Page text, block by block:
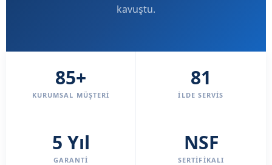
kavuştu.
85+
KURUMSAL MÜŞTERI
81
İLDE SERVIS
5 Yıl
GARANTI
NSF
SERTIFIKALI